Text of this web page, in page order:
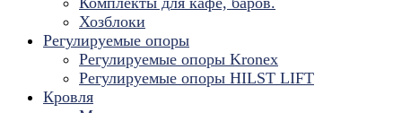
Хозблоки
Регулируемые опоры
Регулируемые опоры Kronex
Регулируемые опоры HILST LIFT
Кровля